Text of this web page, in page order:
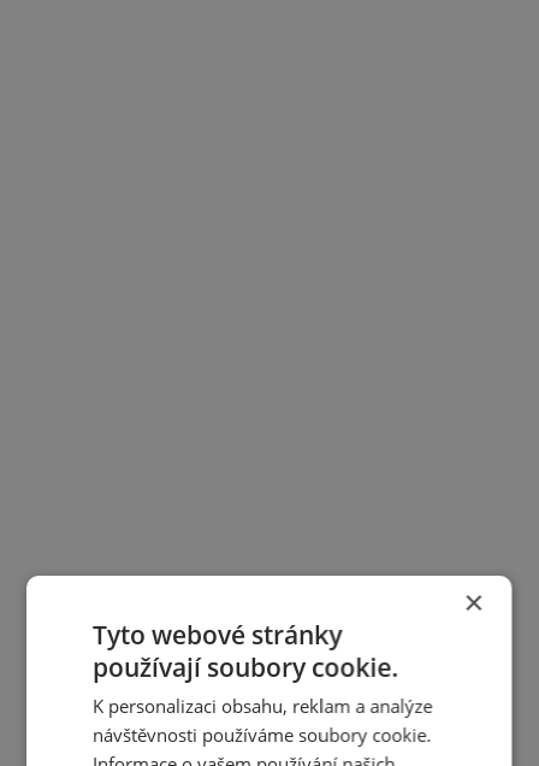
×
Tyto webové stránky
používají soubory cookie.
K personalizaci obsahu, reklam a analýze
návštěvnosti používáme soubory cookie.